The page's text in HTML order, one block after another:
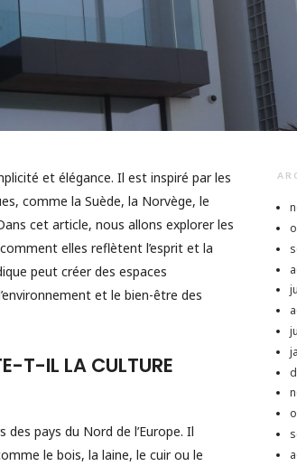
et élégance. Il est inspiré par les
comme la Suède, la Norvège, le
cet article, nous allons explorer les
elles reflètent l’esprit et la
peut créer des espaces
et le bien-être des
T-IL LA CULTURE
pays du Nord de l’Europe. Il
le bois, la laine, le cuir ou le